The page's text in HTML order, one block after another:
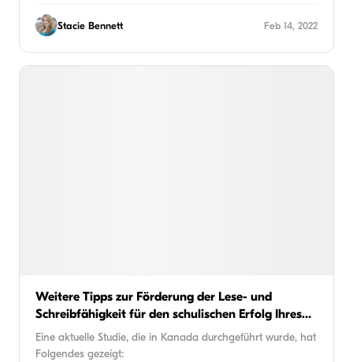
Stacie Bennett Feb 14, 2022
Weitere Tipps zur Förderung der Lese- und
Schreibfähigkeit für den schulischen Erfolg Ihres
Kindes
Eine aktuelle Studie, die in Kanada durchgeführt wurde, hat
Folgendes gezeigt: